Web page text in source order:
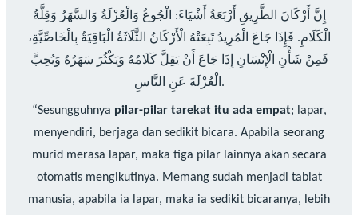
إِنَّ أَرْكَانَ الطَّرِيقِ أَرْبَعَةُ أَشْيَاءَ: الْجُوعُ وَالْعُزْلَةُ وَالسَّهَرُ وَقِلَّةُ
الْكَلَامِ. فَإِذَا جَاعَ الْمُرِيدُ تَبِعَتْهُ الْأَرْكَانُ الثَّلَاثَةُ الْبَاقِيَةُ بِالْخَاصِّيَّةِ،
فَمِنْ شَأْنِ الْإِنْسَانِ إِذَا جَاعَ أَنْ يَقِلَّ كَلَامُهُ وَيَكْثُرَ سَهَرُهُ وَيُحِبَّ
الْعُزْلَةَ عَنِ النَّاسِ.
“Sesungguhnya pilar-pilar tarekat itu ada empat; lapar,
menyendiri, berjaga dan sedikit bicara. Apabila seorang
murid merasa lapar, maka tiga pilar lainnya akan secara
otomatis mengikutinya. Memang sudah menjadi tabiat
manusia, apabila ia lapar, maka ia sedikit bicaranya, lebih